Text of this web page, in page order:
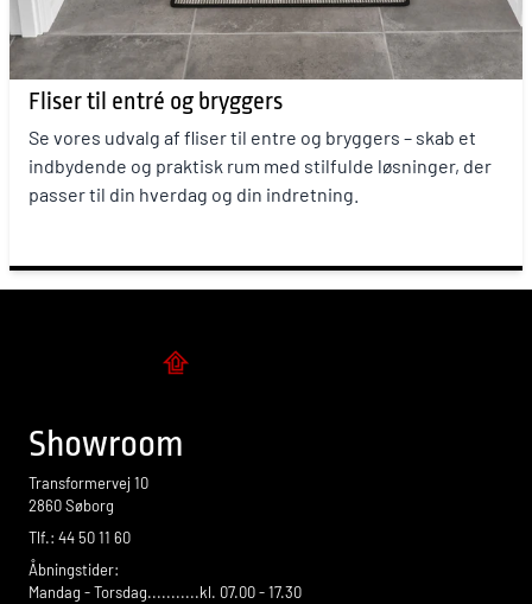
Fliser til entré og bryggers
Se vores udvalg af fliser til entre og bryggers – skab et
indbydende og praktisk rum med stilfulde løsninger, der
passer til din hverdag og din indretning.
Showroom
Transformervej 10
2860 Søborg
Tlf.: 44 50 11 60
Åbningstider:
Mandag - Torsdag...........kl. 07.00 - 17.30